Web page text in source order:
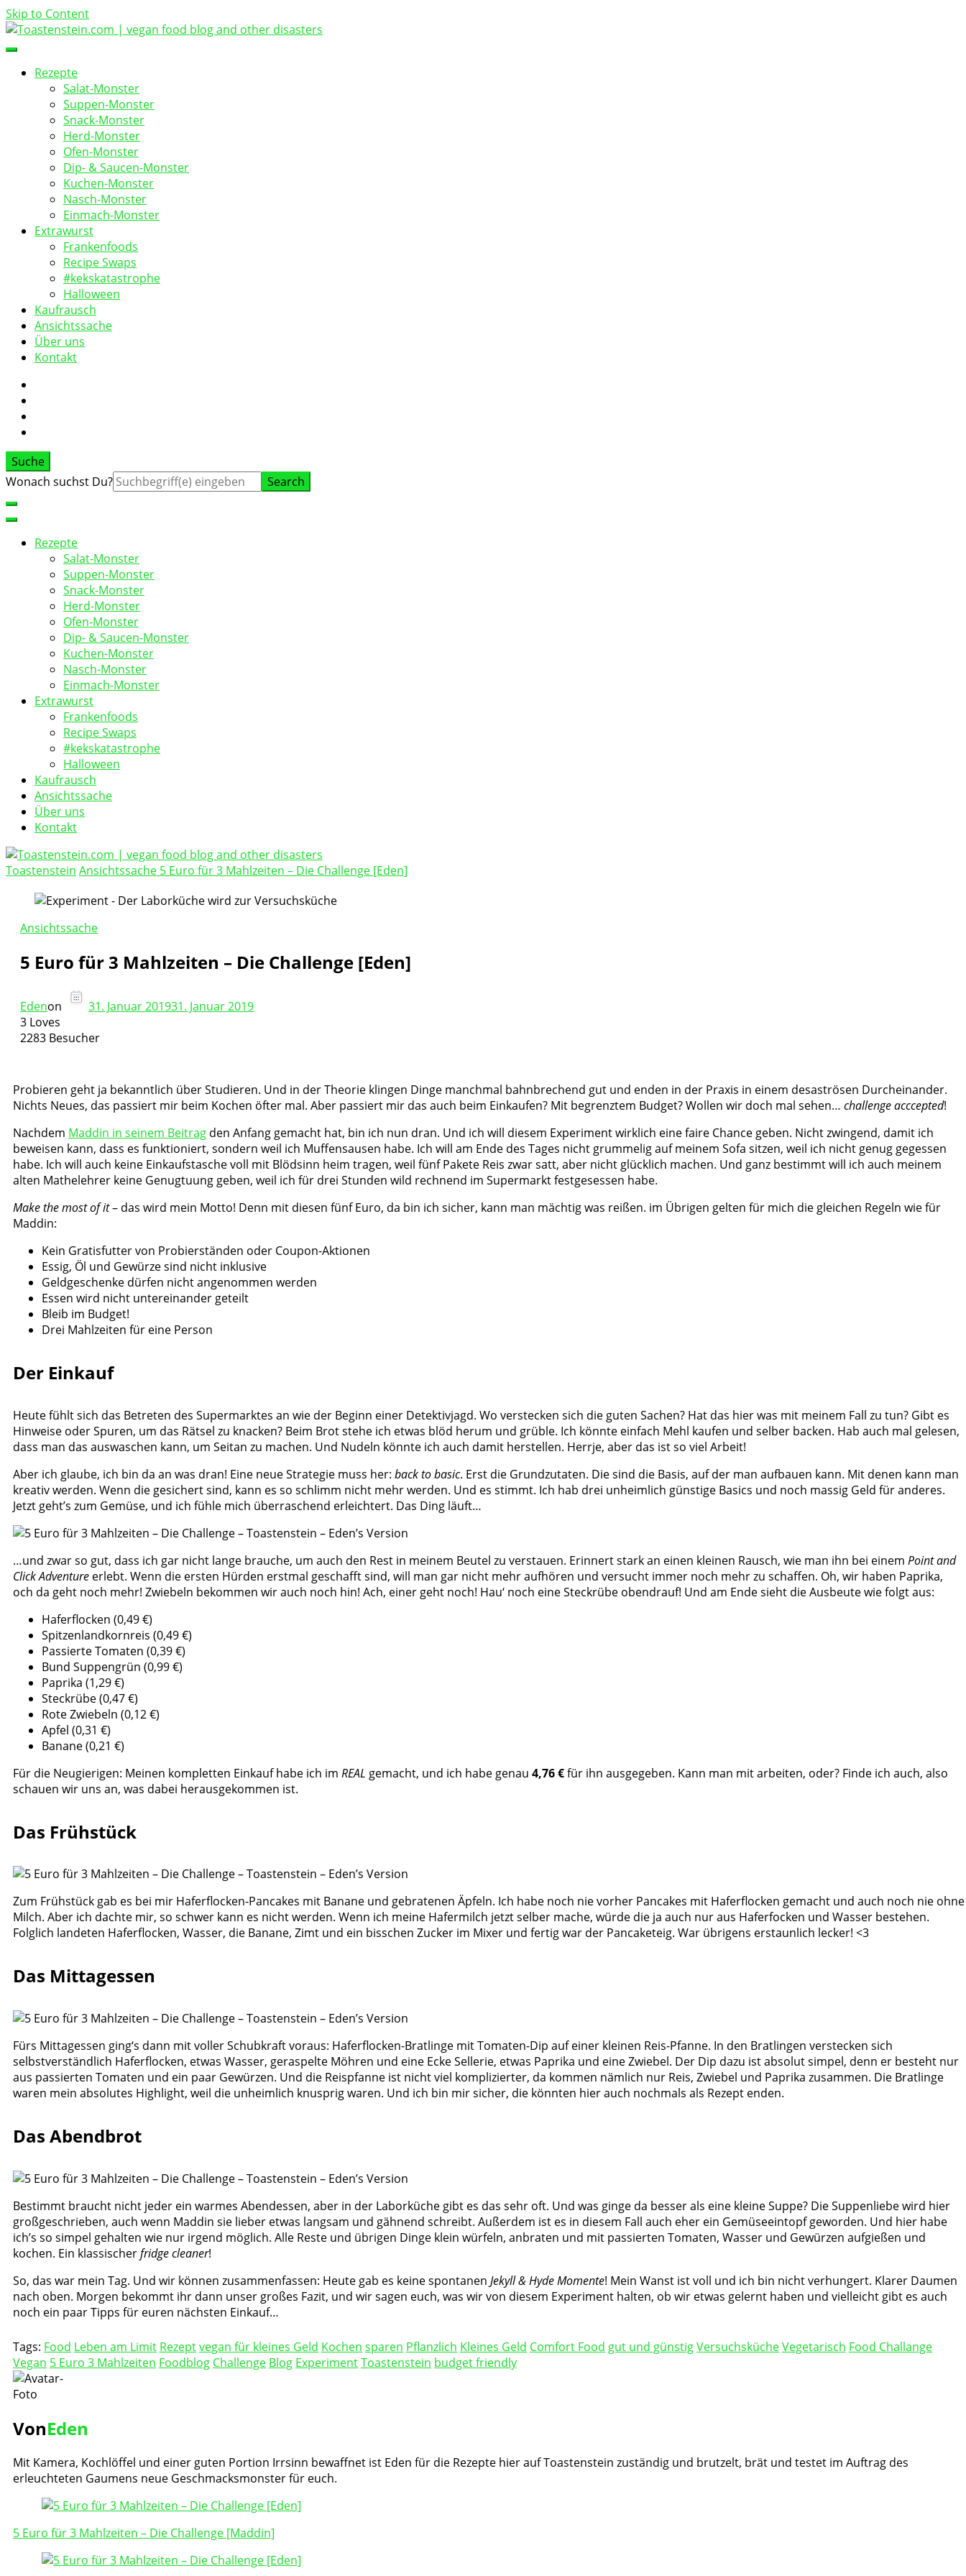
Skip to Content
Toastenstein.com
vegan food blog
Rezepte
Salat-Monster
Suppen-Monster
Snack-Monster
Herd-Monster
Ofen-Monster
Dip- & Saucen-Monster
Kuchen-Monster
Nasch-Monster
Einmach-Monster
Extrawurst
Frankenfoods
Recipe Swaps
#kekskatastrophe
Halloween
Kaufrausch
Ansichtssache
Über uns
Kontakt
Suche
Suche
Wonach suchst Du?
Rezepte
Salat-Monster
Suppen-Monster
Snack-Monster
Herd-Monster
Ofen-Monster
Dip- & Saucen-Monster
Kuchen-Monster
Nasch-Monster
Einmach-Monster
Extrawurst
Frankenfoods
Recipe Swaps
#kekskatastrophe
Halloween
Kaufrausch
Ansichtssache
Über uns
Kontakt
Toastenstein.com
Toastenstein Ansichtssache 5 Euro für 3 Mahlzeiten – Die Challenge [Eden]
Ansichtssache
5 Euro für 3 Mahlzeiten – Die Challenge [Eden]
Edenon 31. Januar 201931. Januar 2019
3 Loves
2283 Besucher
Probieren geht ja bekanntlich über Studieren. Und in der Theorie klingen Dinge manchmal bahnbrechend gut und enden in der Praxis in einem desaströsen Durcheinander.
Nichts Neues, das passiert mir beim Kochen öfter mal. Aber passiert mir das auch beim Einkaufen? Mit begrenztem Budget? Wollen wir doch mal sehen… challenge acccepted!
Nachdem Maddin in seinem Beitrag den Anfang gemacht hat, bin ich nun dran. Und ich will diesem Experiment wirklich eine faire Chance geben. Nicht zwingend, damit ich
beweisen kann, dass es funktioniert, sondern weil ich Muffensausen habe. Ich will am Ende des Tages nicht grummelig auf meinem Sofa sitzen, weil ich nicht genug gegessen
habe. Ich will auch keine Einkaufstasche voll mit Blödsinn heim tragen, weil fünf Pakete Reis zwar satt, aber nicht glücklich machen. Und ganz bestimmt will ich auch meinem
alten Mathelehrer keine Genugtuung geben, weil ich für drei Stunden wild rechnend im Supermarkt festgesessen habe.
Make the most of it– das wird mein Motto! Denn mit diesen fünf Euro, da bin ich sicher, kann man mächtig was reißen. im Übrigen gelten für mich die gleichen Regeln wie für
Maddin:
Kein Gratisfutter von Probierständen oder Coupon-Aktionen
Essig, Öl und Gewürze sind nicht inklusive
Geldgeschenke dürfen nicht angenommen werden
Essen wird nicht untereinander geteilt
Bleib im Budget!
Drei Mahlzeiten für eine Person
Der Einkauf
Heute fühlt sich das Betreten des Supermarktes an wie der Beginn einer Detektivjagd. Wo verstecken sich die guten Sachen? Hat das hier was mit meinem Fall zu tun? Gibt es
Hinweise oder Spuren, um das Rätsel zu knacken? Beim Brot stehe ich etwas blöd herum und grüble. Ich könnte einfach Mehl kaufen und selber backen. Hab auch mal gelesen,
dass man das auswaschen kann, um Seitan zu machen. Und Nudeln könnte ich auch damit herstellen. Herrje, aber das ist so viel Arbeit!
Aber ich glaube, ich bin da an was dran! Eine neue Strategie muss her: back to basic. Erst die Grundzutaten. Die sind die Basis, auf der man aufbauen kann. Mit denen kann man
kreativ werden. Wenn die gesichert sind, kann es so schlimm nicht mehr werden. Und es stimmt. Ich hab drei unheimlich günstige Basics und noch massig Geld für anderes.
Jetzt geht’s zum Gemüse, und ich fühle mich überraschend erleichtert. Das Ding läuft…
…und zwar so gut, dass ich gar nicht lange brauche, um auch den Rest in meinem Beutel zu verstauen. Erinnert stark an einen kleinen Rausch, wie man ihn bei einem Point and
Click Adventure erlebt. Wenn die ersten Hürden erstmal geschafft sind, will man gar nicht mehr aufhören und versucht immer noch mehr zu schaffen. Oh, wir haben Paprika,
och da geht noch mehr! Zwiebeln bekommen wir auch noch hin! Ach, einer geht noch! Hau‘ noch eine Steckrübe obendrauf! Und am Ende sieht die Ausbeute wie folgt aus:
Haferflocken (0,49 €)
Spitzenlandkornreis (0,49 €)
Passierte Tomaten (0,39 €)
Bund Suppengrün (0,99 €)
Paprika (1,29 €)
Steckrübe (0,47 €)
Rote Zwiebeln (0,12 €)
Apfel (0,31 €)
Banane (0,21 €)
Für die Neugierigen: Meinen kompletten Einkauf habe ich im REAL gemacht, und ich habe genau 4,76 €für ihn ausgegeben. Kann man mit arbeiten, oder? Finde ich auch, also
schauen wir uns an, was dabei herausgekommen ist.
Das Frühstück
Zum Frühstück gab es bei mir Haferflocken-Pancakes mit Banane und gebratenen Äpfeln. Ich habe noch nie vorher Pancakes mit Haferflocken gemacht und auch noch nie ohne
Milch. Aber ich dachte mir, so schwer kann es nicht werden. Wenn ich meine Hafermilch jetzt selber mache, würde die ja auch nur aus Haferfocken und Wasser bestehen.
Folglich landeten Haferflocken, Wasser, die Banane, Zimt und ein bisschen Zucker im Mixer und fertig war der Pancaketeig. War übrigens erstaunlich lecker! <3
Das Mittagessen
Fürs Mittagessen ging‘s dann mit voller Schubkraft voraus: Haferflocken-Bratlinge mit Tomaten-Dip auf einer kleinen Reis-Pfanne. In den Bratlingen verstecken sich
selbstverständlich Haferflocken, etwas Wasser, geraspelte Möhren und eine Ecke Sellerie, etwas Paprika und eine Zwiebel. Der Dip dazu ist absolut simpel, denn er besteht nur
aus passierten Tomaten und ein paar Gewürzen. Und die Reispfanne ist nicht viel komplizierter, da kommen nämlich nur Reis, Zwiebel und Paprika zusammen. Die Bratlinge
waren mein absolutes Highlight, weil die unheimlich knusprig waren. Und ich bin mir sicher, die könnten hier auch nochmals als Rezept enden.
Das Abendbrot
Bestimmt braucht nicht jeder ein warmes Abendessen, aber in der Laborküche gibt es das sehr oft. Und was ginge da besser als eine kleine Suppe? Die Suppenliebe wird hier
großgeschrieben, auch wenn Maddin sie lieber etwas langsam und gähnend schreibt. Außerdem ist es in diesem Fall auch eher ein Gemüseeintopf geworden. Und hier habe
ich’s so simpel gehalten wie nur irgend möglich. Alle Reste und übrigen Dinge klein würfeln, anbraten und mit passierten Tomaten, Wasser und Gewürzen aufgießen und
kochen. Ein klassischerfridge cleaner!
So, das war mein Tag. Und wir können zusammenfassen: Heute gab es keine spontanen Jekyll & Hyde Momente! Mein Wanst ist voll und ich bin nicht verhungert. Klarer Daumen
nach oben. Morgen bekommt ihr dann unser großes Fazit, und wir sagen euch, was wir von diesem Experiment halten, ob wir etwas gelernt haben und vielleicht gibt es auch
noch ein paar Tipps für euren nächsten Einkauf…
Tags: Food Leben am Limit Rezeptvegan für kleines Geld Kochen sparen Pflanzlich Kleines Geld Comfort Food gut und günstigVersuchskücheVegetarisch Food Challange
Vegan 5 Euro 3 Mahlzeiten Foodblog Challenge Blog ExperimentToastenstein budget friendly
VonEden
Mit Kamera, Kochlöffel und einer guten Portion Irrsinn bewaffnet ist Eden für die Rezepte hier auf Toastenstein zuständig und brutzelt, brät und testet im Auftrag des
erleuchteten Gaumens neue Geschmacksmonster für euch.
Post
Navigation
5 Euro für 3 Mahlzeiten – Die Challenge [Maddin]